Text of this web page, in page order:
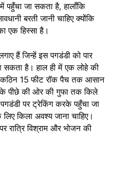
पहुँचा जा सकता है, हालाँकि
बरती जानी चाहिए क्योंकि
एक हिस्सा है।
हैं जिन्हें इस पगडंडी को पार
है। हाल ही में एक लोहे की
कठिन 15 फीट रॉक पैच तक आसान
पीछे की ओर की गुफा तक किले
पर ट्रेकिंग करके पहुँचा जा
किला अवश्य जाना चाहिए।
रात्रि विश्राम और भोजन की